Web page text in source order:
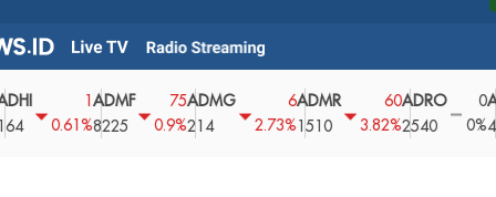
0.61%
ADMF
8225
75
0.9%
ADMG
214
2.73%
ADMR
1510
60
3.82%
ADRO
2540
0
0%
AEGS